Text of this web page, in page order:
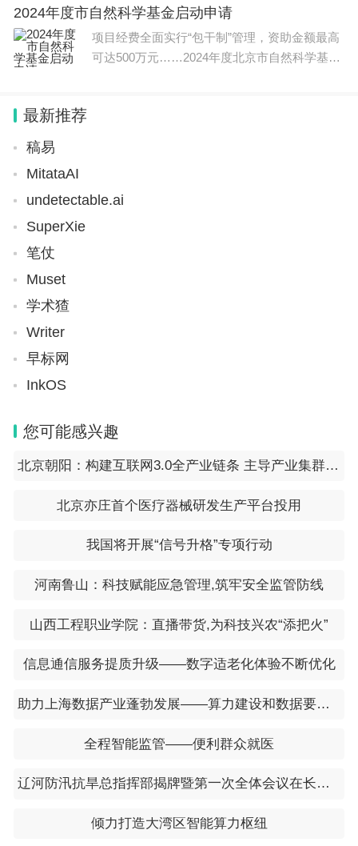
满成功。此次搭载的卫星包括泰景一号03星、泰
景二号02星/04星、泰景三号02星、泰景四号0
2024年度市自然科学基金启动申请
项目经费全面实行“包干制”管理，资助金额最高
可达500万元……2024年度北京市自然科学基金
最新推荐
稿易
MitataAI
undetectable.ai
SuperXie
笔仗
Muset
学术猹
Writer
早标网
InkOS
您可能感兴趣
北京朝阳：构建互联网3.0全产业链条 主导产业集群效应初形成
北京亦庄首个医疗器械研发生产平台投用
我国将开展“信号升格”专项行动
河南鲁山：科技赋能应急管理,筑牢安全监管防线
山西工程职业学院：直播带货,为科技兴农“添把火”
信息通信服务提质升级——数字适老化体验不断优化
助力上海数据产业蓬勃发展——算力建设和数据要素两手抓
全程智能监管——便利群众就医
辽河防汛抗旱总指挥部揭牌暨第一次全体会议在长春召开
倾力打造大湾区智能算力枢纽